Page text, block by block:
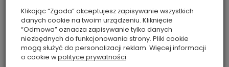
Model wyposażony jest w wysuwane ostrze oraz
system łatwej wymiany poprzez rozkręcenie obudowy
jedną śrubą. W zestawie znajdują siętrzy zapasowe
ostrza trapezowe, co gwarantuje gotowość do
Klikając “Zgoda” akceptujesz zapisywanie wszystkich
danych cookie na twoim urządzeniu. Kliknięcie
“Odmowa” oznacza zapisywanie tylko danych
niezbędnych do funkcjonowania strony. Pliki cookie
mogą służyć do personalizacji reklam. Więcej informacji
o cookie wpolityce prywatności.